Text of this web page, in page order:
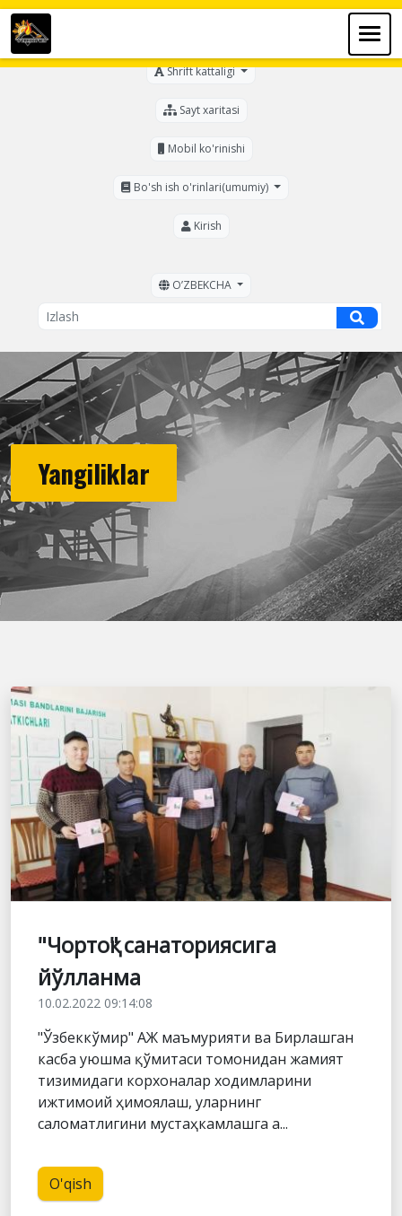
Shrift kattaligi
Sayt xaritasi
Mobil ko'rinishi
Bo'sh ish o'rinlari(umumiy)
Kirish
OʼZBEKCHA
Yangiliklar
"Чортоқ" санаториясига
йўлланма
10.02.2022 09:14:08
"Ўзбеккўмир" АЖ маъмурияти ва Бирлашган
касба уюшма қўмитаси томонидан жамият
тизимидаги корхоналар ходимларини
ижтимоий ҳимоялаш, уларнинг
саломатлигини мустаҳкамлашга а...
O'qish